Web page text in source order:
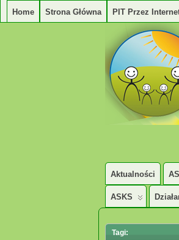
Home Strona Główna PIT Przez
Aktualności
ASKS
Tagi: